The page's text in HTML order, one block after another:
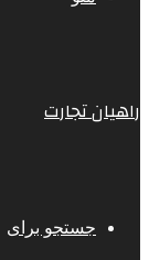
راهیان تجارت
جستجو برای